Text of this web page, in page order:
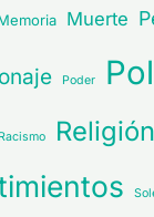
Muerte
Poder
Racismo Religión